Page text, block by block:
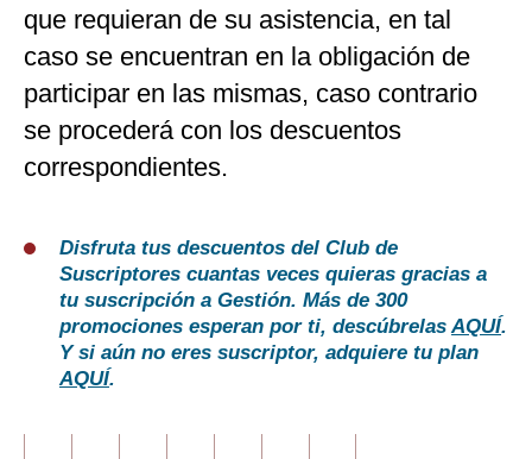
que requieran de su asistencia, en tal
caso se encuentran en la obligación de
participar en las mismas, caso contrario
se procederá con los descuentos
correspondientes.
Disfruta tus descuentos del Club de
Suscriptores cuantas veces quieras gracias a
tu suscripción a Gestión. Más de 300
promociones esperan por ti, descúbrelasAQUÍ.
Y si aún no eres suscriptor, adquiere tu plan
AQUÍ.